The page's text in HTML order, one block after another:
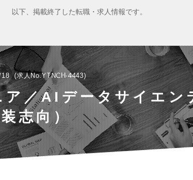
以下、掲載終了した転職・求人情報です。
18 求人No.YTNCH-4443
／AIデータサイエン
志向）